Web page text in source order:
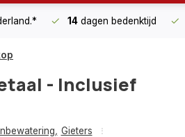
14 dagen bedenktijd
- Inclusief
, Gieters